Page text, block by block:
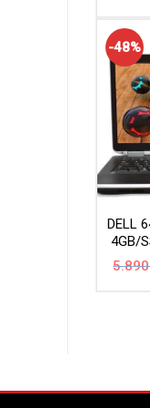
-48%
DELL
4GB/